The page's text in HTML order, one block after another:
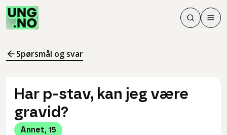
Søk
Søk
Meny
Spørsmål og svar
Har p-stav, kan jeg være
gravid?
Annet, 15